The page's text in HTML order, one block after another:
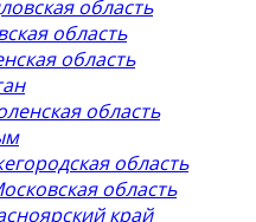
область
область
область
область
область
область
край